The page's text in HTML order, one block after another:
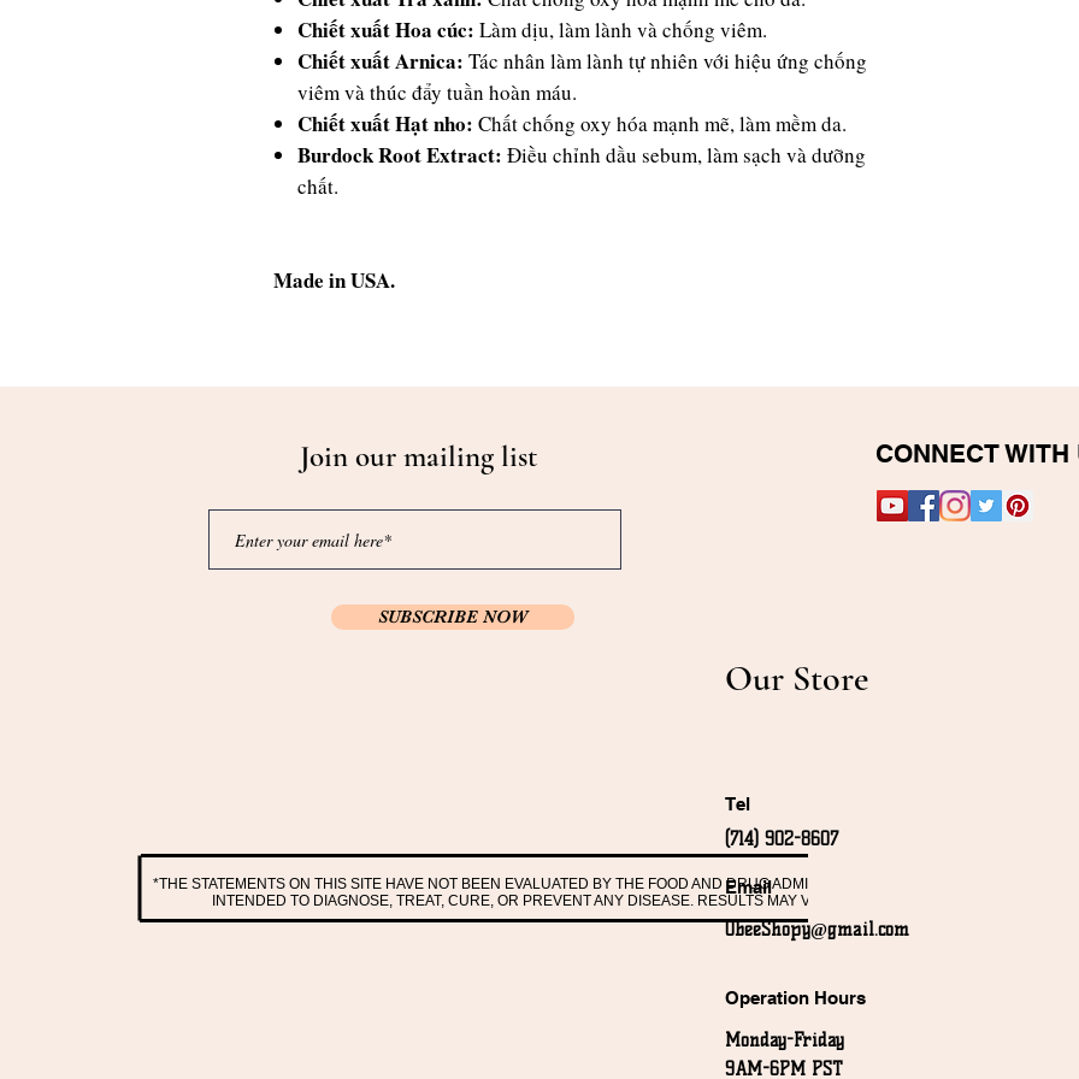
Chiết xuất Hoa cúc: Làm dịu, làm lành và chống viêm.
Chiết xuất Arnica: Tác nhân làm lành tự nhiên với hiệu ứng chống
viêm và thúc đẩy tuần hoàn máu.
Chiết xuất Hạt nho: Chất chống oxy hóa mạnh mẽ, làm mềm da.
Burdock Root Extract: Điều chỉnh dầu sebum, làm sạch và dưỡng
chất.
Made in USA.
Join our mailing list
SUBSCRIBE NOW
*THE STATEMENTS ON THIS SITE HAVE NOT BEEN EVALUATED BY THE FOOD AND DRUG ADMINISTRATION. THESE PRODUCTS ARE
INTENDED TO DIAGNOSE, TREAT, CURE, OR PREVENT ANY DISEASE. RESULTS MAY VARY FROM PERSON TO PERSON.
CONNECT WITH
Our Store
Tel
(714) 902-8607
Email
ObeeShopy@gmail.com
Operation Hours
Monday-Friday
9AM-6PM PST